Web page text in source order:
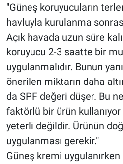
"Güneş koruyucuların
havluyla kurulanma
Açık havada uzun süre
koruyucu 2-3 saatte bir
uygulanmalıdır. Bunun
önerilen miktarın daha
da SPF değeri düşer. Bu
faktörlü bir ürün
yeterli değildir. Ürünün
uygulanması gerekir."
Güneş kremi